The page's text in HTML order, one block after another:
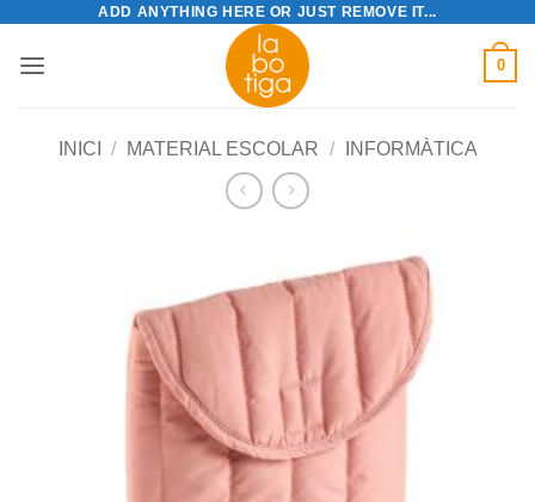
content
ADD ANYTHING HERE OR JUST REMOVE IT...
0
INICI / MATERIAL ESCOLAR / INFORMÀTICA